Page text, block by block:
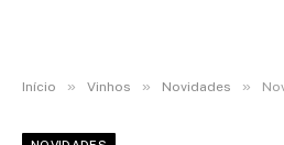
Início » Vinhos » Novidades » Nova